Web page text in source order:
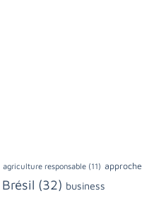
agriculture responsable (11) approche
Brésil (32) business